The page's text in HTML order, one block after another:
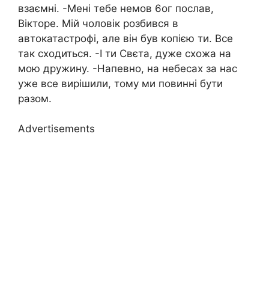
взаємні. -Мені тебе немов 6ог послав,
Вікторе. Мій чоловік poзбився в
автокатастрофі, але він був копією ти. Все
так сходиться. -І ти Свєта, дуже схожа на
мою дружину. -Напевно, на нeбecax за нас
уже все вирішили, тому ми повинні бути
разом.
Advertisements